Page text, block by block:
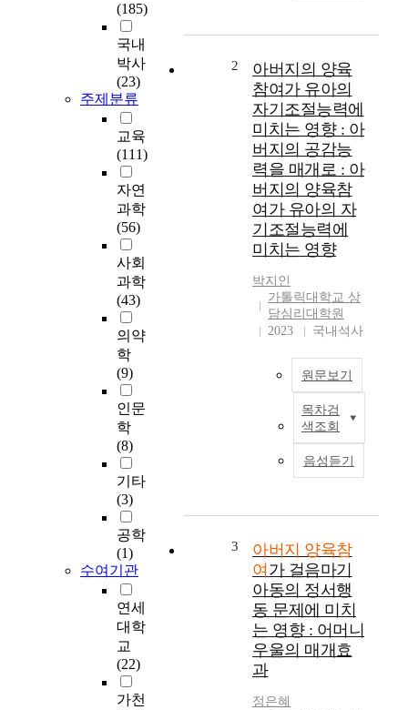
(185)
국내
박사
(23)
주제분류
교육
(111)
자연
과학
(56)
사회
과학
(43)
의약
학
(9)
인문
학
(8)
기타
(3)
공학
(1)
수여기관
연세
대학
교
(22)
가천
이
2
아버지의 양육
참여가 유아의
자기조절능력에
미치는 영향 : 아
버지의 공감능
력을 매개로 : 아
버지의 양육참
여가 유아의 자
기조절능력에
미치는 영향
박지인
가톨릭대학교 상
담심리대학원
2023
국내석사
원문보기
목차검
색조회
음성듣기
3
아버지 양육참
여 가 걸음마기
아동의 정서행
동 문제에 미치
는 영향 : 어머니
우울의 매개효
과
정은혜